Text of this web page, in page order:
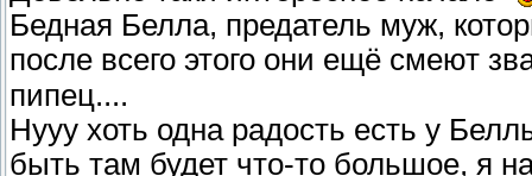
Бедная Белла, предатель муж,
после всего этого они ещё смеют
пипец....
Нууу хоть одна радость есть у
быть там будет что-то большое, я